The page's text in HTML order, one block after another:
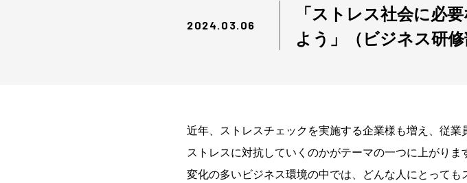
2024.03.06
「ストレス社会に必
よう」（ビジネス研
近年、ストレスチェックを実施する企業様も増え、従業
ストレスに対抗していくのかがテーマの一つに上がりま
変化の多いビジネス環境の中では、どんな人にとっても